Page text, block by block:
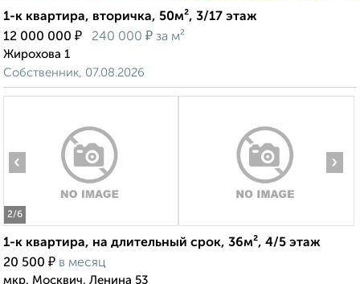
1-к квартира, вторичка, 50м², 3/17 этаж
12 000 000 ₽ 240 000 ₽ за м²
Жирохова 1
Собственник, 07.08.2026
2/6
‹ ›
1-к квартира, на длительный срок, 36м², 4/5 этаж
20 500 ₽ в месяц
мкр. Москвич, Ленина 53